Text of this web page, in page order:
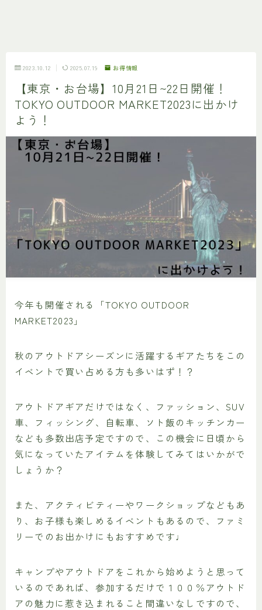
2023.10.12 2025.07.19 お得情報
【東京・お台場】10月21日~22日開催！
TOKYO OUTDOOR MARKET2023に出かけ
よう！
今年も開催される「TOKYO OUTDOOR
MARKET2023」
秋のアウトドアシーズンに活躍するギアたちをこの
イベントで買い占める方も多いはず！？
アウトドアギアだけではなく、ファッション、SUV
車、フィッシング、自転車、ソト飯のキッチンカー
なども多数出店予定ですので、この機会に日頃から
気になっていたアイテムを体験してみてはいかがで
しょうか？
また、アクティビティーやワークショップなどもあ
り、お子様も楽しめるイベントもあるので、ファミ
リーでのお出かけにもおすすめです♩
キャンプやアウトドアをこれから始めようと思って
いるのであれば、参加するだけで１００％アウトド
アの魅力に惹き込まれること間違いなしですので、